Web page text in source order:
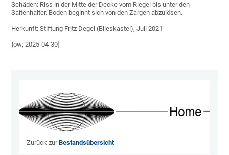
Schäden: Riss in der Mitte der Decke vom Riegel bis unter den
Saitenhalter. Boden beginnt sich von den Zargen abzulösen.
Herkunft: Stiftung Fritz Degel (Blieskastel), Juli 2021
{ow; 2025-04-30}
Zurück zurBestandsübersicht